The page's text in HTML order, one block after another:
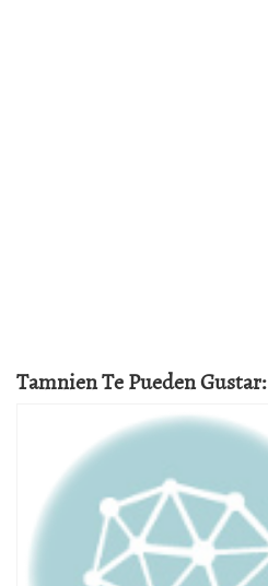
Tamnien Te Pueden Gustar: